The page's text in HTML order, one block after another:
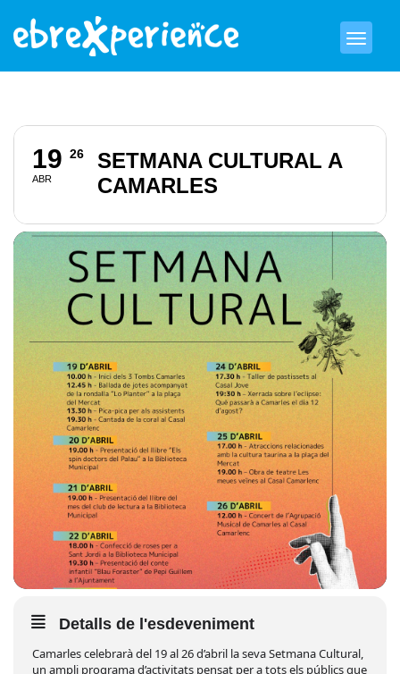
19
ABR
26
SETMANA CULTURAL A
CAMARLES
Detalls de l'esdeveniment
Camarles celebrarà del 19 al 26 d’abril la seva Setmana Cultural,
un ampli programa d’activitats pensat per a tots els públics que